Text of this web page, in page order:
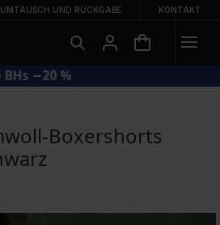
UMTAUSCH UND RÜCKGABE KONTAKT
= BHs −20 %
Boxershorts